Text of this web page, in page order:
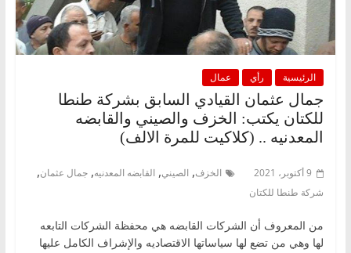
الرئيسية رأي عمال
جمال عثمان القيادي السابق بشركة طنطا
للكتان يكتب: الخزف والصيني والقابضه
المعدنيه .. (كلاكيت للمرة الالف)
9 أكتوبر، 2021 الخزف, الصيني, القابضه المعدنيه, جمال عثمان,
شركة طنطا للكتان
من المعروف أن الشركات القابضه هي محفظة الشركات التابعه
لها وهي من تضع لها سياساتها الاقتصاديه والإشراف الكامل عليها